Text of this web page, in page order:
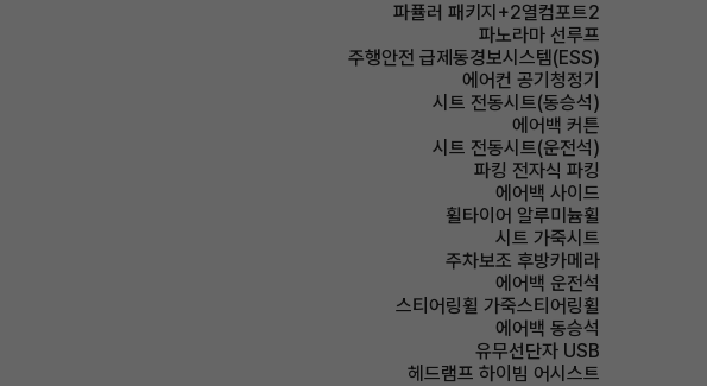
파퓰러 패키지+2열컴포트2
파노라마 선루프
주행안전 급제동경보시스템(ESS)
에어컨 공기청정기
시트 전동시트(동승석)
에어백 커튼
시트 전동시트(운전석)
파킹 전자식 파킹
에어백 사이드
휠타이어 알루미늄휠
시트 가죽시트
주차보조 후방카메라
에어백 운전석
스티어링휠 가죽스티어링휠
에어백 동승석
유무선단자 USB
헤드램프 하이빔 어시스트